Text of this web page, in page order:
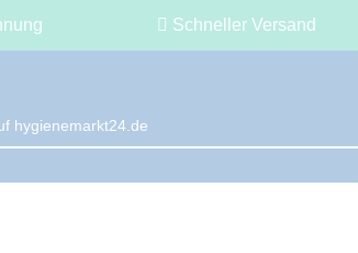
Schneller Versand